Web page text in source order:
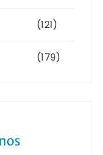
(121)
(179)